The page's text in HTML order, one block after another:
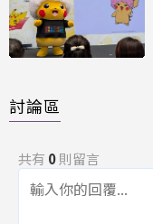
討論區
共有 0則留言